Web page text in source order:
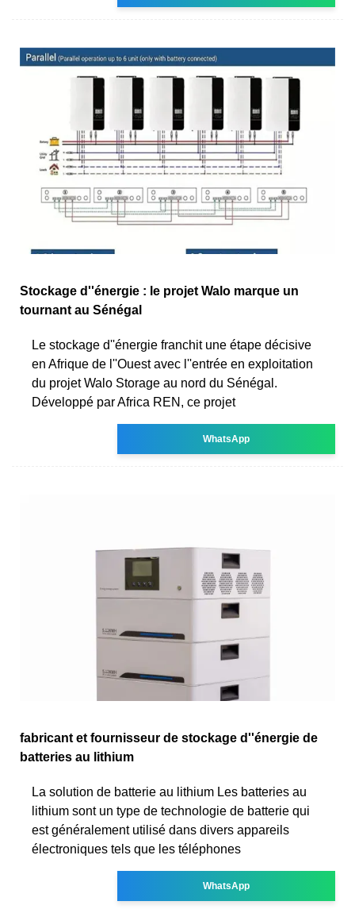
Stockage d''énergie : le projet Walo marque un
tournant au Sénégal
Le stockage d''énergie franchit une étape décisive
en Afrique de l''Ouest avec l''entrée en exploitation
du projet Walo Storage au nord du Sénégal.
Développé par Africa REN, ce projet
WhatsApp
fabricant et fournisseur de stockage d''énergie de
batteries au lithium
La solution de batterie au lithium Les batteries au
lithium sont un type de technologie de batterie qui
est généralement utilisé dans divers appareils
électroniques tels que les téléphones
WhatsApp